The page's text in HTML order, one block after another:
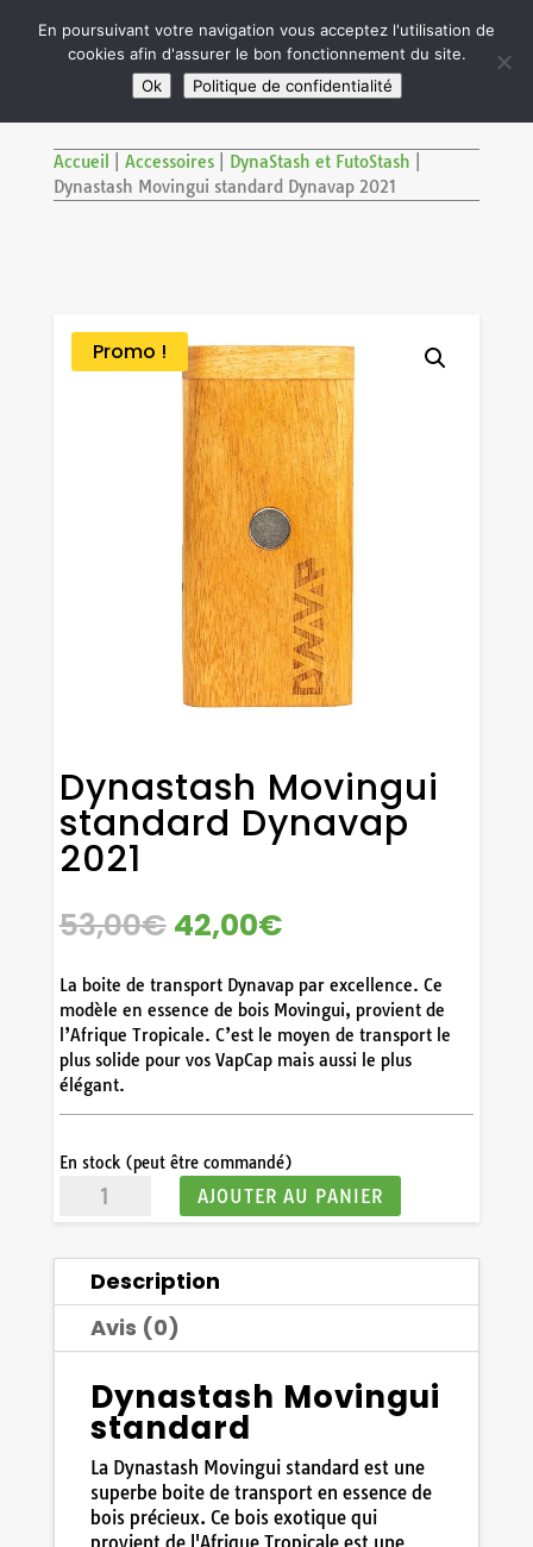

SITE RÉSERVÉ AUX ADULTES DE PLUS DE 18 ANS
Accueil Accessoires| DynaStash et FutoStash
Dynastash Movingui standard Dynavap 2021
Promo !
Dynastash Movingui
standard Dynavap
2021
53,00€ LE
PRIX
INITIAL
ÉTAIT :
53,00€.
42,00€LE
ACTUEL
EST :
42,00€.
La boite de transport Dynavap par excellence. Ce
modèle en essence de bois Movingui, provient de
l’Afrique Tropicale. C’est le moyen de transport le
plus solide pour vos VapCap mais aussi le plus
élégant.
En stock (peut être commandé)
quantité
Movingui
standard
Dynavap
2021
AJOUTER AU PANIER
Description
Avis (0)
Dynastash Movingui
standard
La Dynastash Movingui standard est une
superbe boite de transport en essence de
bois précieux. Ce bois exotique qui
En poursuivant votre navigation vous acceptez l'utilisation de
cookies afin d'assurer le bon fonctionnement du site.
Ok
Politique de confidentialité